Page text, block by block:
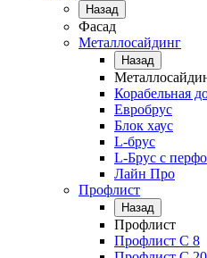
Назад
Фасад
Металлосайдинг
Назад
Корабельная
Евробрус
Блок хаус
L-брус
L-Брус с
Лайн Про
Профлист
Назад
Профлист
Профлист С 8